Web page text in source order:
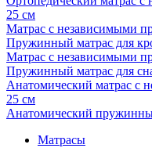
25 см
Матрас с независимыми
Пружинный матрас для
Матрас с независимыми
Пружинный матрас для
Анатомический матрас с
25 см
Анатомический
Матрасы